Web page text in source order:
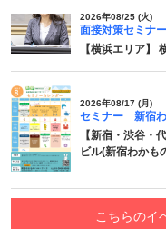
2026年08/25 (火)
面接対策セミナ
【横浜エリア】
2026年08/17 (月)
セミナー 新宿わ
【新宿・渋谷・
ビル(新宿わかも
こちらのイ